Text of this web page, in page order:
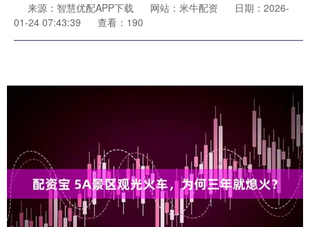
来源：智慧优配APP下载 网站：米牛配资
日期：2026-
01-24 07:43:39
查看：190